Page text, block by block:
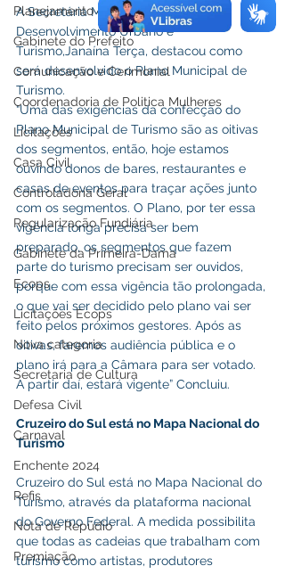
Planejamento e Gestão
Gabinete do Prefeito
Comunicação e Cerimonial
Coordenadoria de Politica Mulheres
Licitações
Casa Civil
Controladoria Geral
Regularização Fundiária
Gabinete da Primeira-Dama
Ecops
Licitações Ecops
Nova categoria
Secretaria de Cultura
Defesa Civil
Carnaval
Enchente 2024
Refis
Nota de Repúdio
Premiação
A Secretária Municipal de
Desenvolvimento Urbano e
Turismo,Janaína Terça, destacou como
será desenvolvido o Plano Municipal de
Turismo.
“Uma das exigências da confecção do
Plano Municipal de Turismo são as oitivas
dos segmentos, então, hoje estamos
ouvindo donos de bares, restaurantes e
casas de eventos para traçar ações junto
com os segmentos. O Plano, por ter essa
vigência longa precisa ser bem
preparado, os segmentos que fazem
parte do turismo precisam ser ouvidos,
porque com essa vigência tão prolongada,
o que vai ser decidido pelo plano vai ser
feito pelos próximos gestores. Após as
oitivas, faremos audiência pública e o
plano irá para a Câmara para ser votado.
A partir daí, estará vigente” Concluiu.
Cruzeiro do Sul está no Mapa Nacional do
Turismo
Cruzeiro do Sul está no Mapa Nacional do
Turismo, através da plataforma nacional
do Governo Federal. A medida possibilita
que todas as cadeias que trabalham com
turismo como artistas, produtores